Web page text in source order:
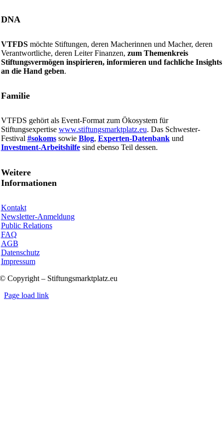
DNA
VTFDS möchte Stiftungen, deren Macherinnen und Macher, deren
Verantwortliche, deren Leiter Finanzen, zum Themenkreis
Stiftungsvermögen inspirieren, informieren und fachliche Insights
an die Hand geben.
Familie
VTFDS gehört als Event-Format zum Ökosystem für
Stiftungsexpertise www.stiftungsmarktplatz.eu. Das Schwester-
Festival #sokomssowie Blog, Experten-Datenbankund
Investment-Arbeitshilfesind ebenso Teil dessen.
Weitere
Informationen
Kontakt
Newsletter-Anmeldung
Public Relations
FAQ
AGB
Datenschutz
Impressum
© Copyright – Stiftungsmarktplatz.eu
Page load link